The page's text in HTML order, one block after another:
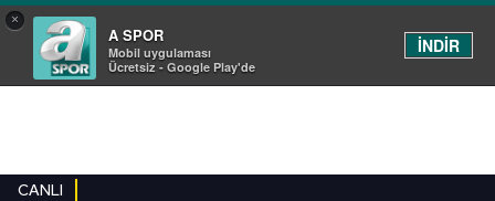
×
A SPOR
Mobil uygulaması
Ücretsiz - Google Play'de
İNDİR
CANLI